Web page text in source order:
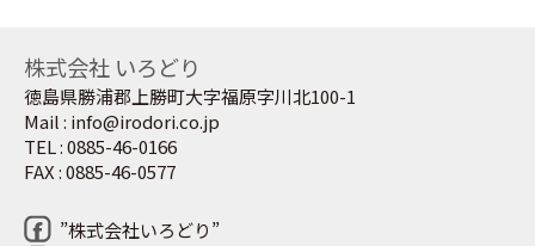
株式会社 いろどり
徳島県勝浦郡上勝町大字福原字川北100-1
Mail : info@irodori.co.jp
TEL : 0885-46-0166
FAX : 0885-46-0577
”株式会社いろどり”